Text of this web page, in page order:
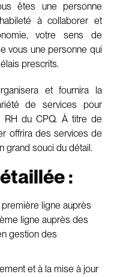
êtes une personne
à collaborer et
votre sens de
vous une personne qui
prescrits.
et fournira la
de services pour
RH du CPQ. À titre de
offrira des services de
grand souci du détail.
:
ligne auprès
ligne auprès des
gestion des
et à la mise à jour